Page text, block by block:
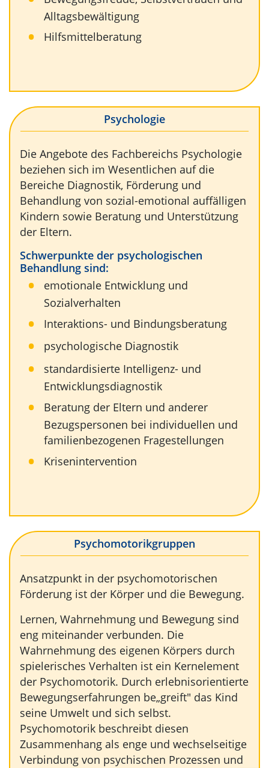
Alltagsbewältigung
Hilfsmittelberatung
Psychologie
Die Angebote des Fachbereichs Psychologie
beziehen sich im Wesentlichen auf die
Bereiche Diagnostik, Förderung und
Behandlung von sozial-emotional auffälligen
Kindern sowie Beratung und Unterstützung
der Eltern.
Schwerpunkte der psychologischen
Behandlung sind:
emotionale Entwicklung und
Sozialverhalten
Interaktions- und Bindungsberatung
psychologische Diagnostik
standardisierte Intelligenz- und
Entwicklungsdiagnostik
Beratung der Eltern und anderer
Bezugspersonen bei individuellen und
familienbezogenen Fragestellungen
Krisenintervention
Psychomotorikgruppen
Ansatzpunkt in der psychomotorischen
Förderung ist der Körper und die Bewegung.
Lernen, Wahrnehmung und Bewegung sind
eng miteinander verbunden. Die
Wahrnehmung des eigenen Körpers durch
spielerisches Verhalten ist ein Kernelement
der Psychomotorik. Durch erlebnisorientierte
Bewegungserfahrungen be„greift" das Kind
seine Umwelt und sich selbst.
Psychomotorik beschreibt diesen
Zusammenhang als enge und wechselseitige
Verbindung von psychischen Prozessen und